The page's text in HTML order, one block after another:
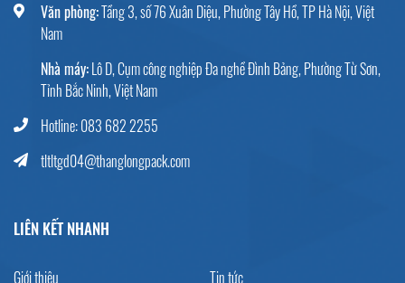
Văn phòng:Tầng 3, số 76 Xuân Diệu, Phường Tây Hồ, TP Hà Nội, Việt
Nam
Nhà máy:Lô D, Cụm công nghiệp Đa nghề Đình Bảng, Phường Từ Sơn,
Tỉnh Bắc Ninh, Việt Nam
Hotline: 083 682 2255
tltltgd04@thanglongpack.com
LIÊN KẾT NHANH
Giới thiệu Tin tức